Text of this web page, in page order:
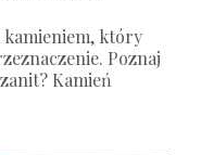
który
Poznaj
Kamień